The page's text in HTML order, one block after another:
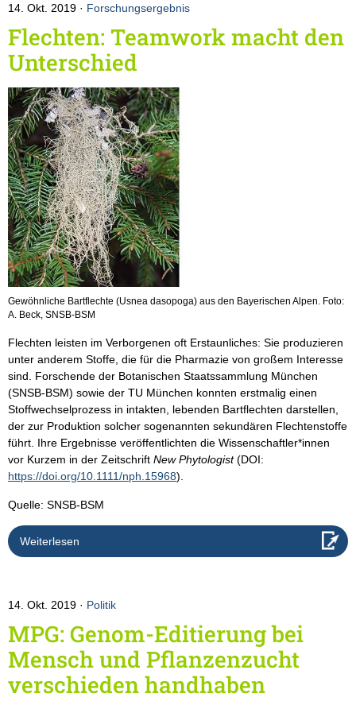
14. Okt. 2019 Forschungsergebnis
Flechten: Teamwork macht den
Unterschied
Gewöhnliche Bartflechte (Usnea dasopoga) aus den Bayerischen Alpen. Foto:
A. Beck, SNSB-BSM
Flechten leisten im Verborgenen oft Erstaunliches: Sie produzieren
unter anderem Stoffe, die für die Pharmazie von großem Interesse
sind. Forschende der Botanischen Staatssammlung München
(SNSB-BSM) sowie der TU München konnten erstmalig einen
Stoffwechselprozess in intakten, lebenden Bartflechten darstellen,
der zur Produktion solcher sogenannten sekundären Flechtenstoffe
führt. Ihre Ergebnisse veröffentlichten die Wissenschaftler*innen
vor Kurzem in der Zeitschrift New Phytologist(DOI:
https://doi.org/10.1111/nph.15968).
Quelle: SNSB-BSM
Weiterlesen
14. Okt. 2019 Politik
MPG: Genom-Editierung bei
Mensch und Pflanzenzucht
verschieden handhaben